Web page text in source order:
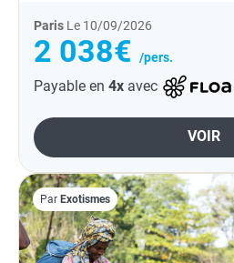
Paris Le 10/09/2026
2 038€ /pers.
Payable en 4x avec
VOIR
Par Exotismes